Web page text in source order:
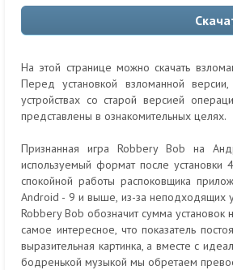
На этой странице можно скачать
Перед установкой взломанной
устройствах со старой версией
представлены в ознакомительных целях.
Признанная игра Robbery Bob на
используемый формат после установки
спокойной работы распоковщика
Android - 9 и выше, из-за неподходящих
Robbery Bob обозначит сумма установок
самое интересное, что показатель
выразительная картинка, а вместе с
бодренькой музыкой мы обретаем